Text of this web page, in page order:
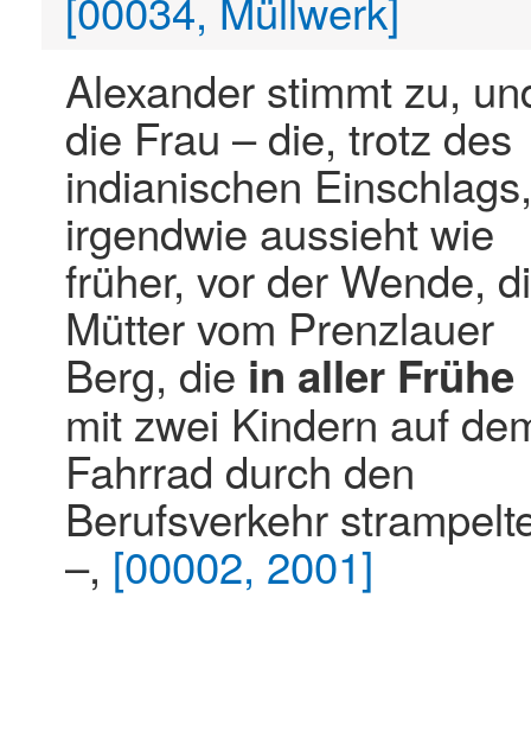
Alexander stimmt zu,
die Frau – die, trotz des
indianischen Einschlags,
irgendwie aussieht wie
früher, vor der Wende,
Mütter vom Prenzlauer
Berg, die in aller Frühe
mit zwei Kindern auf
Fahrrad durch den
Berufsverkehr
–, [00002, 2001]